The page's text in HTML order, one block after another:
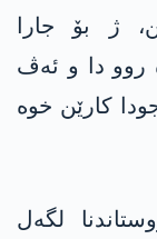
پشتی کۆنگرەیا 13مین، ژ بۆ جارا
روو دا و ئەڤ
جودا کارێن خوە
لگەل